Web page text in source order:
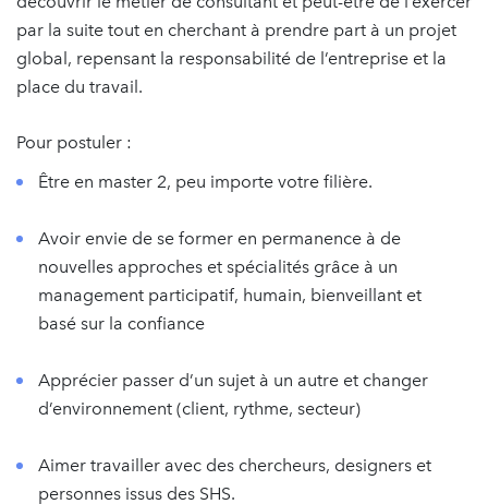
par la suite tout en cherchant à prendre part à un projet
global, repensant la responsabilité de l’entreprise et la
place du travail.
Pour postuler :
Être en master 2, peu importe votre filière.
Avoir envie de se former en permanence à de
nouvelles approches et spécialités grâce à un
management participatif, humain, bienveillant et
basé sur la confiance
Apprécier passer d’un sujet à un autre et changer
d’environnement (client, rythme, secteur)
Aimer travailler avec des chercheurs, designers et
personnes issus des SHS.